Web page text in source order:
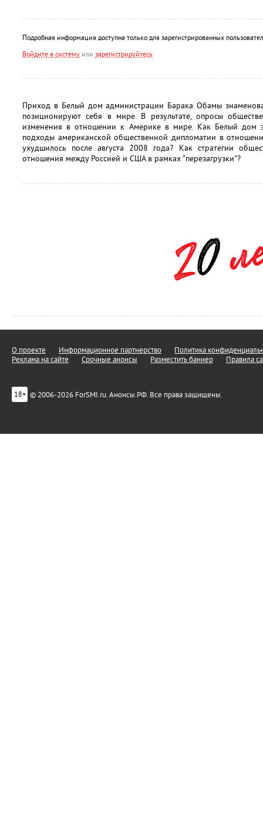
Подробная информация доступна только для зарегистрированных
Войдите в систему или зарегистрируйтесь
Приход в Белый дом администрации Барака Обамы
позиционируют себя в мире. В результате, опросы
изменения в отношении к Америке в мире. Как Белый дом
подходы американской общественной дипломатии в
ухудшилось после августа 2008 года? Как стратегии
отношения между Россией и США в рамках "перезагрузки"?
О проекте Информационное партнерство
Политика
Реклама на сайте
Срочные анонсы Разместить баннер Правила
18+ © 2006-2026 ForSMI.ru. Анонсы.РФ. Все права защищены.